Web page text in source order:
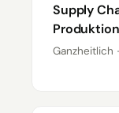
Supply
Ganzheitlich